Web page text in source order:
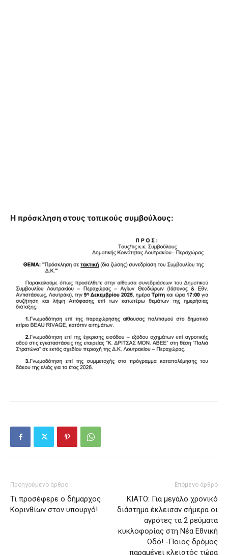
Η πρόσκληση στους τοπικούς συμβούλους:
Προηγούμενο άρθρο
Τι προσέφερε ο δήμαρχος
Κορινθίων στον υπουργό!
Επόμενο άρθρο
ΚΙΑΤΟ: Για μεγάλο χρονικό
διάστημα έκλεισαν σήμερα οι
αγρότες τα 2 ρεύματα
κυκλοφορίας στη Νέα Εθνική
Οδό! -Ποιος δρόμος
παραμένει κλειστός τώρα